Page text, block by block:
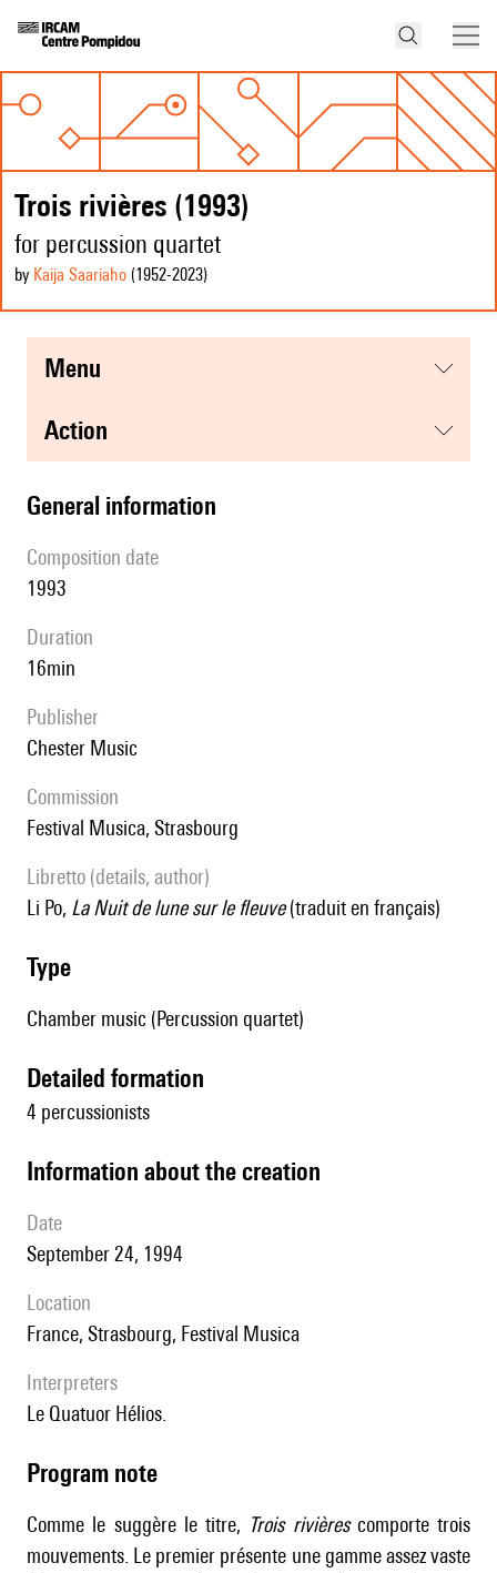
Trois rivières (1993)
for percussion quartet
by Kaija Saariaho (1952-2023)
menu
action
general information
composition date
1993
duration
16min
publisher
Chester Music
Commission
Festival Musica, Strasbourg
Libretto (details, author)
Li Po, La Nuit de lune sur le fleuve(traduit en français)
type
Chamber music (Percussion quartet)
detailed formation
4 percussionists
information about the creation
date
September 24, 1994
location
France, Strasbourg, Festival Musica
interpreters
le Quatuor Hélios.
Program note
Comme le suggère le titre, Trois rivièrescomporte trois
mouvements. Le premier présente une gamme assez vaste